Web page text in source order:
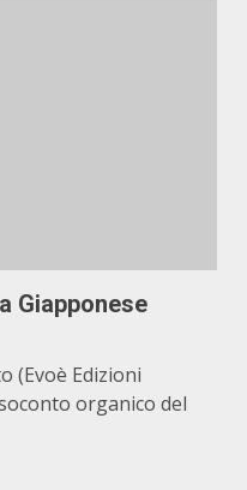
Giapponese
(Evoè Edizioni
organico del